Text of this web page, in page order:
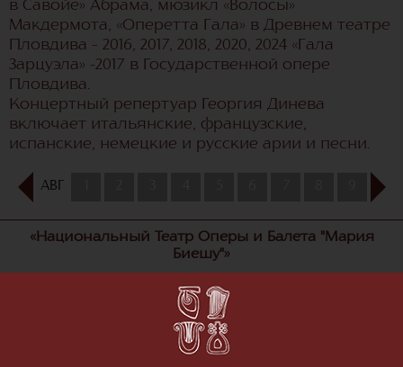
в Савойе» Абрама, мюзикл «Волосы»
Макдермота, «Оперетта Гала» в Древнем театре
Пловдива – 2016, 2017, 2018, 2020, 2024 «Гала
Зарцуэла» -2017 в Государственной опере
Пловдива.
Концертный репертуар Георгия Динева
включает итальянские, французские,
испанские, немецкие и русские арии и песни.
АВГ 10
«Национальный Театр Оперы и Балета "Мария
Биешу"»